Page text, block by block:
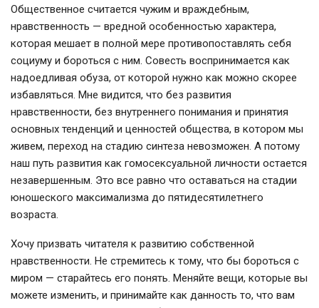
Общественное считается чужим и враждебным,
нравственность — вредной особенностью характера,
которая мешает в полной мере противопоставлять себя
социуму и бороться с ним. Совесть воспринимается как
надоедливая обуза, от которой нужно как можно скорее
избавляться. Мне видится, что без развития
нравственности, без внутреннего понимания и принятия
основных тенденций и ценностей общества, в котором мы
живем, переход на стадию синтеза невозможен. А потому
наш путь развития как гомосексуальной личности остается
незавершенным. Это все равно что оставаться на стадии
юношеского максимализма до пятидесятилетнего
возраста.
Хочу призвать читателя к развитию собственной
нравственности. Не стремитесь к тому, что бы бороться с
миром — старайтесь его понять. Меняйте вещи, которые вы
можете изменить, и принимайте как данность то, что вам